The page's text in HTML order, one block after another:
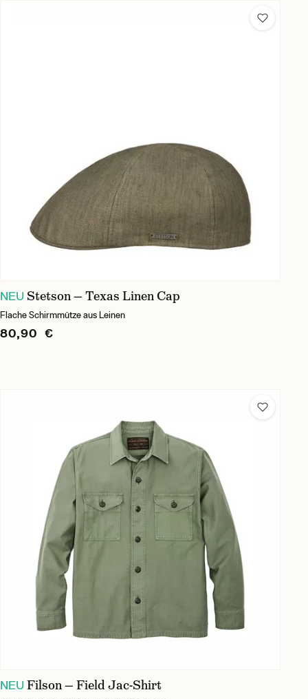
NEU Stetson — Texas Linen Cap
Flache Schirmmütze aus Leinen
80,90 €
NEUFilson — Field Jac-Shirt